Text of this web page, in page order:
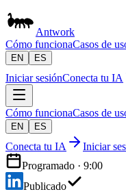
Antwork
Cómo funcionaCasos de
EN ES
Iniciar sesiónConecta tu IA
Cómo funcionaCasos de
EN ES
Conecta tu IA
Iniciar
Programado · 9:00
Publicado